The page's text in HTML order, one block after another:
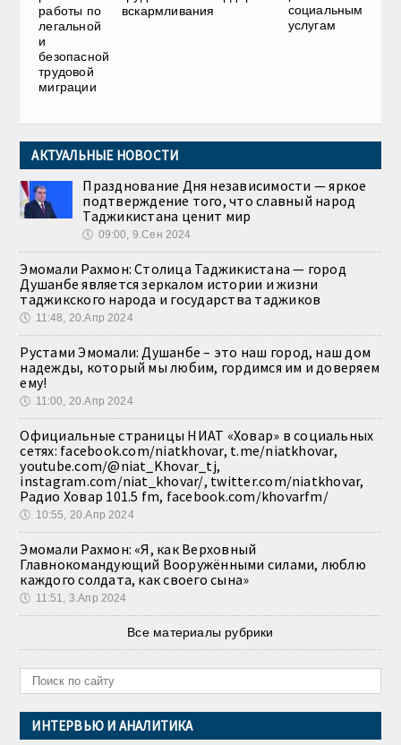
работы по
легальной
и
безопасной
трудовой
миграции
вскармливания
социальным
услугам
АКТУАЛЬНЫЕ НОВОСТИ
Празднование Дня независимости — яркое
подтверждение того, что славный народ
Таджикистана ценит мир
🕔 09:00, 9.Сен 2024
Эмомали Рахмон: Столица Таджикистана — город
Душанбе является зеркалом истории и жизни
таджикского народа и государства таджиков
🕔 11:48, 20.Апр 2024
Рустами Эмомали: Душанбе – это наш город, наш дом
надежды, который мы любим, гордимся им и доверяем
ему!
🕔 11:00, 20.Апр 2024
Официальные страницы НИАТ «Ховар» в социальных
сетях: facebook.com/niatkhovar, t.me/niatkhovar,
youtube.com/@niat_Khovar_tj,
instagram.com/niat_khovar/, twitter.com/niatkhovar,
Радио Ховар 101.5 fm, facebook.com/khovarfm/
🕔 10:55, 20.Апр 2024
Эмомали Рахмон: «Я, как Верховный
Главнокомандующий Вооружёнными силами, люблю
каждого солдата, как своего сына»
🕔 11:51, 3.Апр 2024
Все материалы рубрики
ИНТЕРВЬЮ И АНАЛИТИКА